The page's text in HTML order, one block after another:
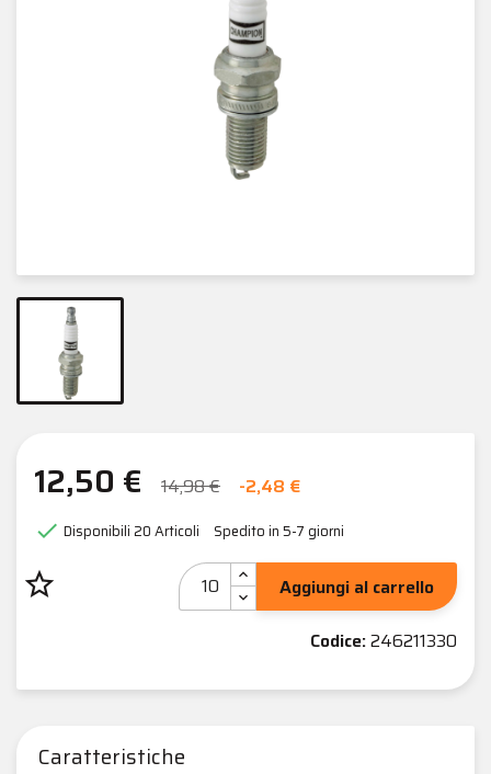
12,50 € 14,98 € -2,48 €
 Disponibili20 Articoli Spedito in 5-7 giorni
star_border
Aggiungi al carrello
Codice:246211330
Caratteristiche